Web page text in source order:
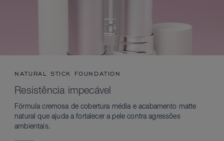
NATURAL STICK FOUNDATION
Resistência impecável
Fórmula cremosa de cobertura média e acabamento matte
natural que ajuda a fortalecer a pele contra agressões
ambientais.